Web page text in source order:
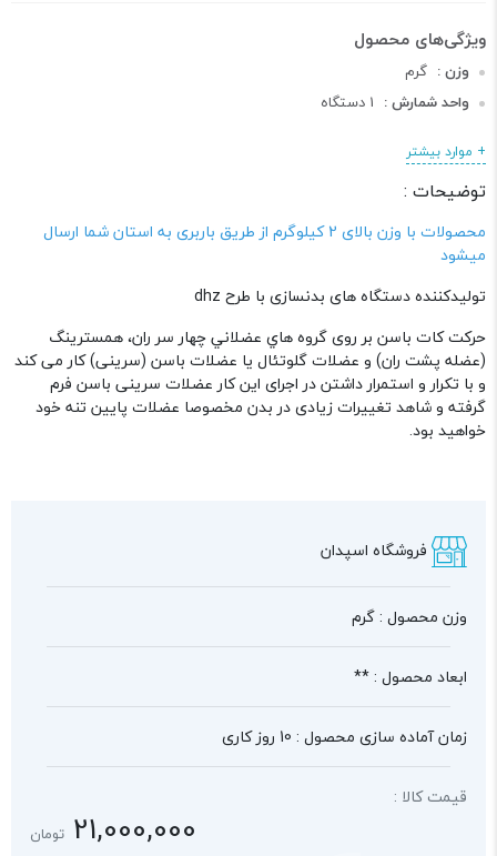
وزن : گرم
واحد شمارش : 1 دستگاه
+ موارد بیشتر
توضیحات :
محصولات با وزن بالای 2 کیلوگرم از طریق باربری به استان شما ارسال
میشود
تولیدکننده دستگاه های بدنسازی با طرح dhz
حرکت کات باسن بر روی گروه هاي عضلاني چهار سر ران، همسترینگ
(عضله پشت ران) و عضلات گلوتئال یا عضلات باسن (سرینی) کار می کند
و با تکرار و استمرار داشتن در اجرای این کار عضلات سرینی باسن فرم
گرفته و شاهد تغییرات زیادی در بدن مخصوصا عضلات پایین تنه خود
خواهید بود.
فروشگاه اسپدان
وزن محصول : گرم
ابعاد محصول : **
زمان آماده سازی محصول : 10 روز کاری
قیمت کالا :
21,000,000 تومان